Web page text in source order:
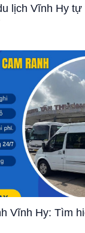
lịch Vĩnh Hy tự
Vĩnh Hy: Tìm